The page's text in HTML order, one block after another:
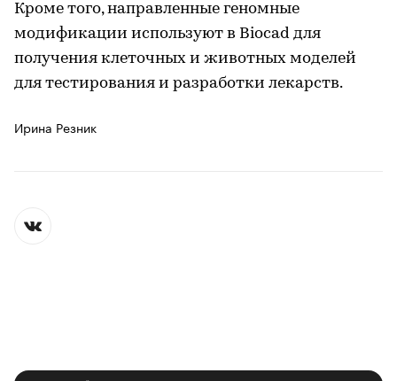
Кроме того, направленные геномные
модификации используют в Biocad для
получения клеточных и животных моделей
для тестирования и разработки лекарств.
Ирина Резник